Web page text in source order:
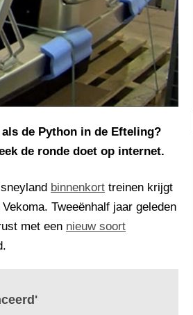
de Python in de Efteling?
de ronde doet op internet.
binnenkort treinen krijgt
Tweeënhalf jaar geleden
met een nieuw soort